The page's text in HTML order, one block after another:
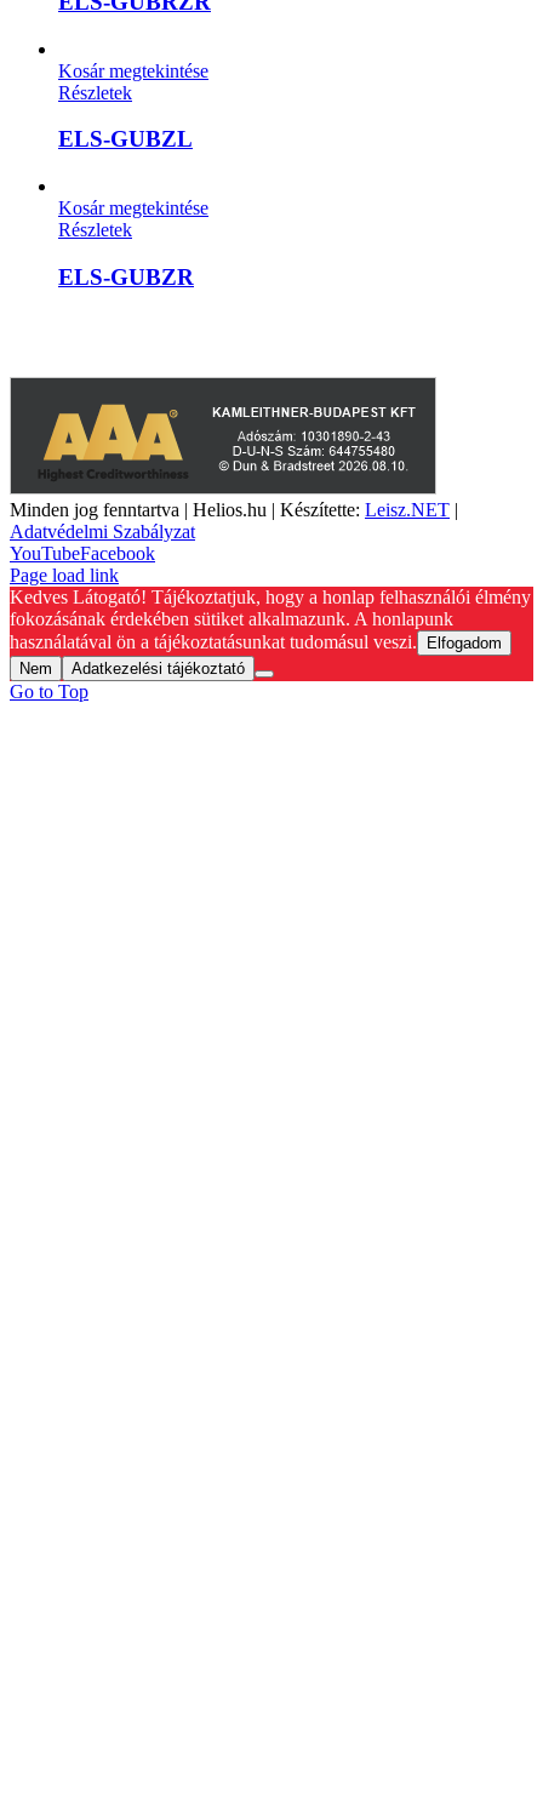
Kosár megtekintése
Részletek
ELS-GUBZL
Kosár megtekintése
Részletek
ELS-GUBZR
Minden jog fenntartva | Helios.hu | Készítette: Leisz.NET |
Adatvédelmi Szabályzat
YouTubeFacebook
Page load link
Kedves Látogató! Tájékoztatjuk, hogy a honlap felhasználói élmény
fokozásának érdekében sütiket alkalmazunk. A honlapunk
használatával ön a tájékoztatásunkat tudomásul veszi.
Elfogadom
Nem
Adatkezelési tájékoztató
Go to Top